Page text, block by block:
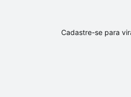
Cadastre-se para